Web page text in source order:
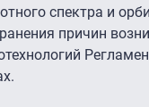
спектра и
причин